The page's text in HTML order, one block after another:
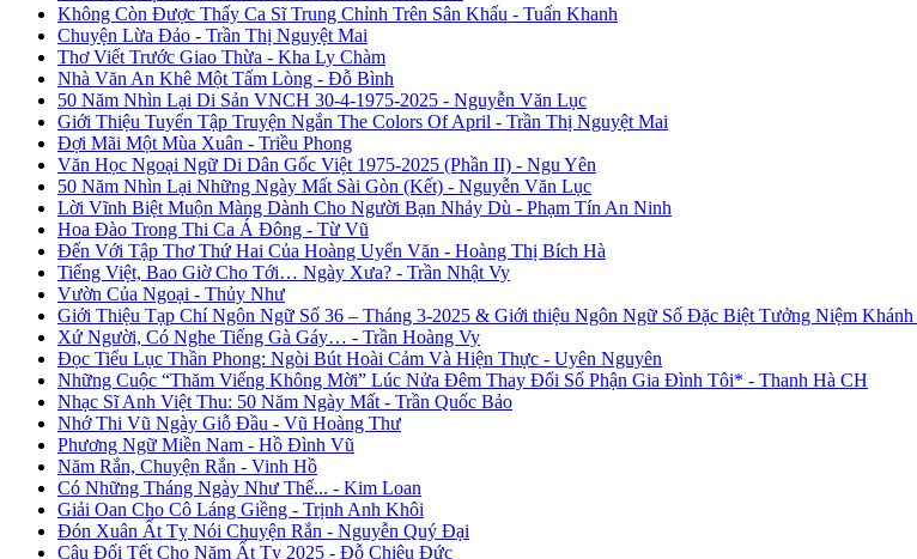
Không Còn Được Thấy Ca Sĩ Trung Chỉnh Trên Sân Khấu - Tuấn Khanh
Chuyện Lừa Đảo - Trần Thị Nguyệt Mai
Thơ Viết Trước Giao Thừa - Kha Ly Chàm
Nhà Văn An Khê Một Tấm Lòng - Đỗ Bình
50 Năm Nhìn Lại Di Sản VNCH 30-4-1975-2025 - Nguyễn Văn Lục
Giới Thiệu Tuyển Tập Truyện Ngắn The Colors Of April - Trần Thị Nguyệt Mai
Đợi Mãi Một Mùa Xuân - Triều Phong
Văn Học Ngoại Ngữ Di Dân Gốc Việt 1975-2025 (Phần II) - Ngu Yên
50 Năm Nhìn Lại Những Ngày Mất Sài Gòn (Kết) - Nguyễn Văn Lục
Lời Vĩnh Biệt Muộn Màng Dành Cho Người Bạn Nhảy Dù - Phạm Tín An Ninh
Hoa Đào Trong Thi Ca Á Đông - Từ Vũ
Đến Với Tập Thơ Thứ Hai Của Hoàng Uyển Văn - Hoàng Thị Bích Hà
Tiếng Việt, Bao Giờ Cho Tới… Ngày Xưa? - Trần Nhật Vy
Vườn Của Ngoại - Thủy Như
Giới Thiệu Tạp Chí Ngôn Ngữ Số 36 – Tháng 3-2025 & Giới thiệu Ngôn Ngữ Số Đặc Biệt Tưởng Niệm
Xứ Người, Có Nghe Tiếng Gà Gáy… - Trần Hoàng Vy
Đọc Tiểu Lục Thần Phong: Ngòi Bút Hoài Cảm Và Hiện Thực - Uyên Nguyên
Những Cuộc “Thăm Viếng Không Mời” Lúc Nửa Đêm Thay Đổi Số Phận Gia Đình Tôi* - Thanh Hà CH
Nhạc Sĩ Anh Việt Thu: 50 Năm Ngày Mất - Trần Quốc Bảo
Nhớ Thi Vũ Ngày Giỗ Đầu - Vũ Hoàng Thư
Phương Ngữ Miền Nam - Hồ Đình Vũ
Năm Rắn, Chuyện Rắn - Vinh Hồ
Có Những Tháng Ngày Như Thế... - Kim Loan
Giải Oan Cho Cô Láng Giềng - Trịnh Anh Khôi
Đón Xuân Ất Tỵ Nói Chuyện Rắn - Nguyễn Quý Đại
Câu Đối Tết Cho Năm Ất Tỵ 2025 - Đỗ Chiêu Đức